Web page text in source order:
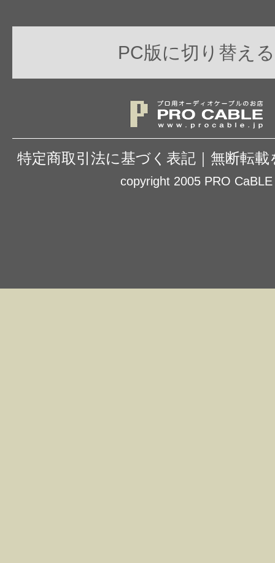
PC版に切り替える
特定商取引法に基づく表記 無断転載
copyright 2005 PRO CaBLE